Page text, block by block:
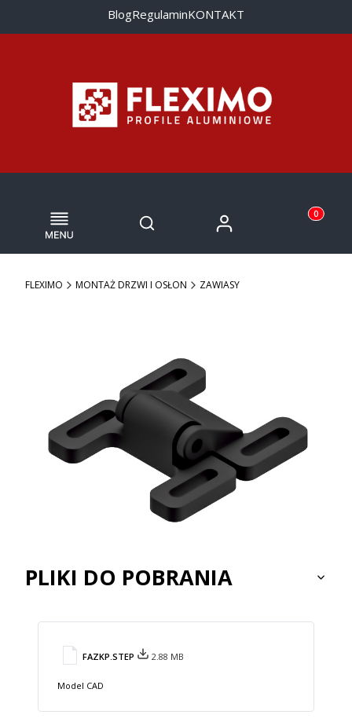
BlogRegulaminKONTAKT
Menu Otwórz wyszukiwarkę
Szukaj Zaloguj się Produkty
Koszyk
FLEXIMO MONTAŻ DRZWI I OSŁON ZAWIASY
PLIKI DO POBRANIA
FAZKP.STEP 2.88 MB
Model CAD